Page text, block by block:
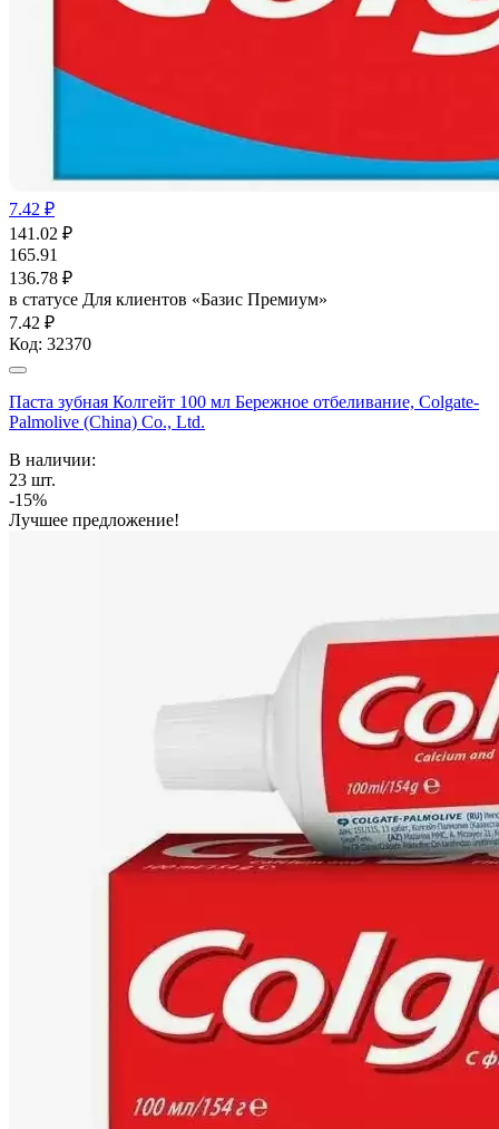
7.42 ₽
141.02 ₽
165.91
136.78 ₽
в статусе Для клиентов «Базис Премиум»
7.42 ₽
Код: 32370
Паста зубная Колгейт 100 мл Бережное отбеливание, Colgate-
Palmolive (China) Co., Ltd.
В наличии:
23 шт.
-15%
Лучшее предложение!